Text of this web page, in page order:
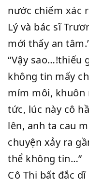
nước chiếm xác
Lý và bác sĩ
mới thấy an
“Vậy sao…!thiếu
không tin mấy
mím môi, khuôn
tức, lúc này cô
lên, anh ta cau
chuyện xảy ra
thể không tin…”
Cô Thi bất đắc